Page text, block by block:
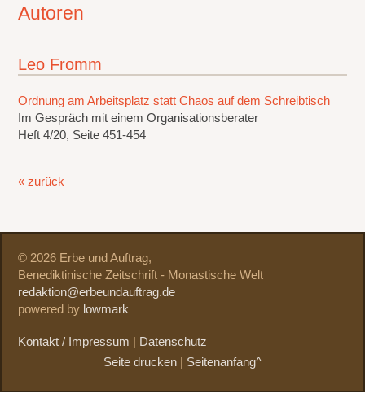
Autoren
Leo Fromm
Ordnung am Arbeitsplatz statt Chaos auf dem Schreibtisch
Im Gespräch mit einem Organisationsberater
Heft 4/20, Seite 451-454
« zurück
© 2026 Erbe und Auftrag,
Benediktinische Zeitschrift - Monastische Welt
redaktion@erbeundauftrag.de
powered by lowmark
Kontakt / Impressum
Datenschutz
Seite drucken
Seitenanfang^